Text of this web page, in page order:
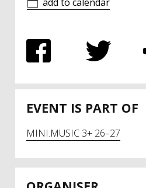
EVENT IS PART OF
MINI.MUSIC 3+ 26–27